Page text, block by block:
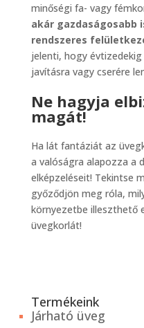
minőségi fa- vagy
akár gazdaságosabb
rendszeres
jelenti, hogy
javításra vagy cserére
Ne hagyja
magát!
Ha lát fantáziát az
a valóságra alapozza a
elképzeléseit! Tekintse
győződjön meg róla,
környezetbe illeszthető
üvegkorlát!
Termékeink
Járható üveg